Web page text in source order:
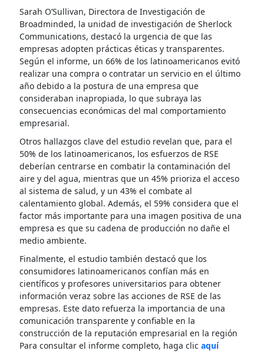
Sarah O’Sullivan, Directora de Investigación de
Broadminded, la unidad de investigación de Sherlock
Communications, destacó la urgencia de que las
empresas adopten prácticas éticas y transparentes.
Según el informe, un 66% de los latinoamericanos evitó
realizar una compra o contratar un servicio en el último
año debido a la postura de una empresa que
consideraban inapropiada, lo que subraya las
consecuencias económicas del mal comportamiento
empresarial.
Otros hallazgos clave del estudio revelan que, para el
50% de los latinoamericanos, los esfuerzos de RSE
deberían centrarse en combatir la contaminación del
aire y del agua, mientras que un 45% prioriza el acceso
al sistema de salud, y un 43% el combate al
calentamiento global. Además, el 59% considera que el
factor más importante para una imagen positiva de una
empresa es que su cadena de producción no dañe el
medio ambiente.
Finalmente, el estudio también destacó que los
consumidores latinoamericanos confían más en
científicos y profesores universitarios para obtener
información veraz sobre las acciones de RSE de las
empresas. Este dato refuerza la importancia de una
comunicación transparente y confiable en la
construcción de la reputación empresarial en la región
Para consultar el informe completo, haga clic aquí